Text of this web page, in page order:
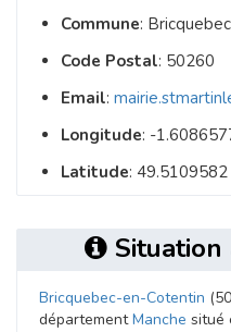
Commune:
Code Postal: 50260
Email:
Longitude: -
Latitude: 49.5109582
Situation
Bricquebec-en-Cotentin
départementManche situé